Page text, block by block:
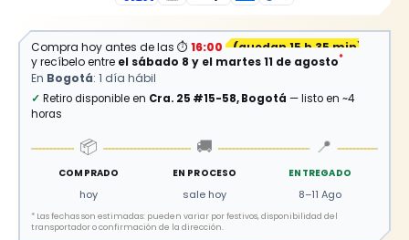
Compra hoy antes de las ⏱ 16:00 (quedan 15 h 35 min)
y recíbelo entre el sábado 8 y el martes 11 de agosto*
En Bogotá: 1 día hábil
✓ Retiro disponible en Cra. 25 #15-58, Bogotá — listo en ~4
horas
📦
COMPRADO
hoy
🚚
EN PROCESO
sale hoy
📍
ENTREGADO
8–11 Ago
* Las fechas son estimadas: pueden variar por festivos, disponibilidad del
transportador o confirmación de la dirección.